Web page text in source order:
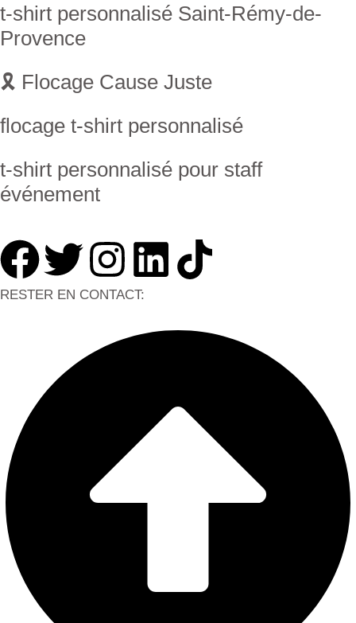
t-shirt personnalisé Saint-Rémy-de-
Provence
🎗 Flocage Cause Juste
flocage t-shirt personnalisé
t-shirt personnalisé pour staff
événement
RESTER EN CONTACT: